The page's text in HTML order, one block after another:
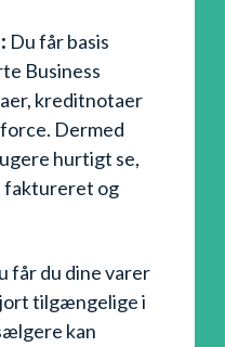
Du får basis
Business
kreditnotaer
Dermed
hurtigt se,
faktureret og
får du dine varer
tilgængelige i
kan